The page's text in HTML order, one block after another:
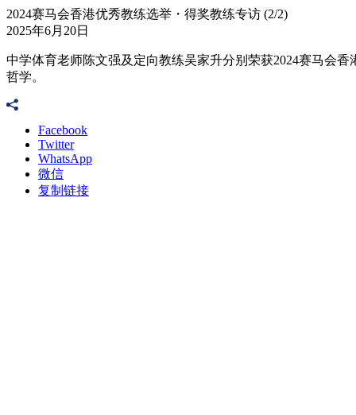
2024赛马会香港优秀教练选举・得奖教练专访 (2/2)
2025年6月20日
中学体育老师陈文强及定向教练吴家升分别荣获2024赛马会
哲学。
Facebook
Twitter
WhatsApp
微信
复制链接